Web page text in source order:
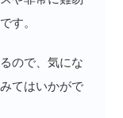
す。
ので、気にな
てはいかがで